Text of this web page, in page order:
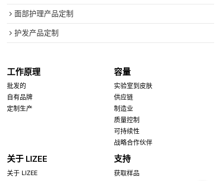
面部护理产品定制
护发产品定制
工作原理
批发的
自有品牌
定制生产
容量
实验室到皮肤
供应链
制造业
质量控制
可持续性
战略合作伙伴
关于 LIZEE
关于 LIZEE
支持
获取样品